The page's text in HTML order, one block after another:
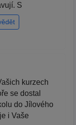
S
kurzech
se dostal
do Jílového
i Vaše